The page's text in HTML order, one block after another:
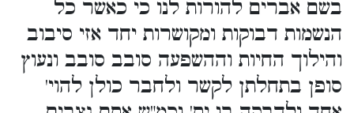
בשם אברים להורות לנו כי כאשר כל
הנשמות דבוקות ומקושרות יחד אזי סיבוב
והילוך החיות וההשפעה סובב סובב ונעוץ
סופן בתחלתן לקשר ולחבר כולן להוי'